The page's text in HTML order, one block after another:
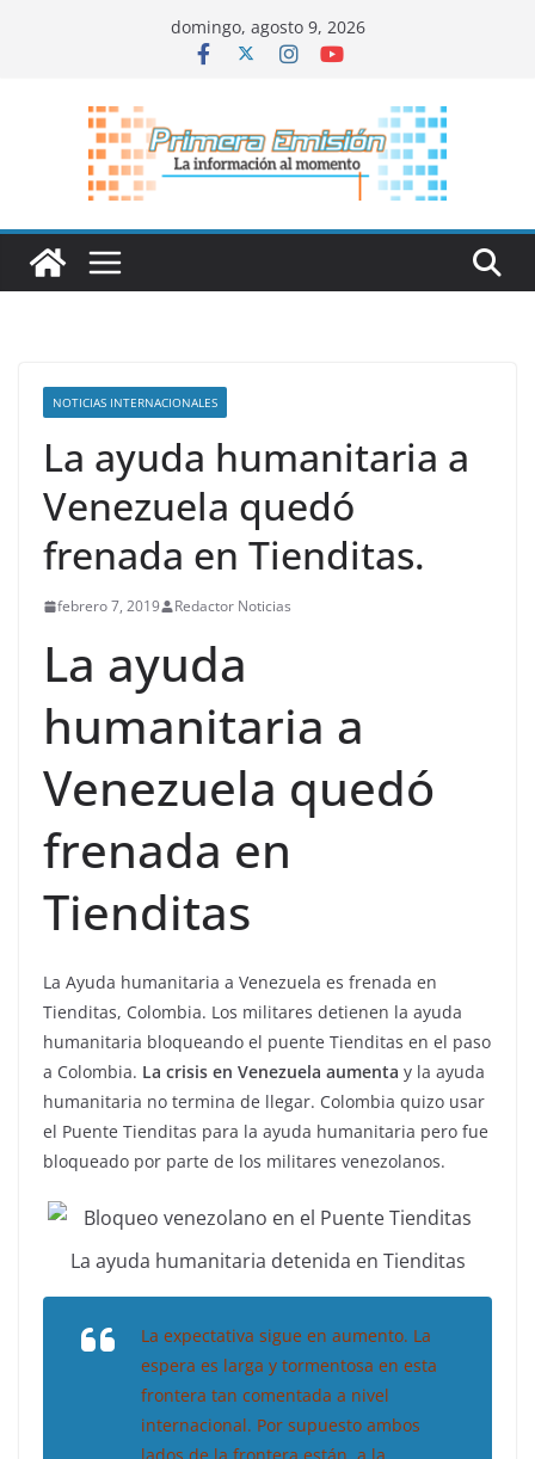
domingo, agosto 9, 2026
NOTICIAS INTERNACIONALES
La ayuda humanitaria a
Venezuela quedó
frenada en Tienditas.
febrero 7, 2019 Redactor Noticias
La ayuda
humanitaria a
Venezuela quedó
frenada en
Tienditas
La Ayuda humanitaria a Venezuela es frenada en
Tienditas, Colombia. Los militares detienen la ayuda
humanitaria bloqueando el puente Tienditas en el paso
a Colombia. La crisis en Venezuela aumenta y la ayuda
humanitaria no termina de llegar. Colombia quizo usar
el Puente Tienditas para la ayuda humanitaria pero fue
bloqueado por parte de los militares venezolanos.
La ayuda humanitaria detenida en Tienditas
La expectativa sigue en aumento. La
espera es larga y tormentosa en esta
frontera tan comentada a nivel
internacional. Por supuesto ambos